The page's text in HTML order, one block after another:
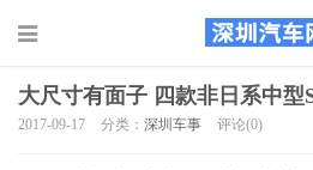
大尺寸有面子 四款非日系中型
2017-09-17 分类： 深圳车事 评论(0)